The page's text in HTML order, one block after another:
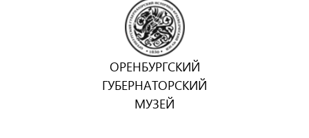
ОРЕНБУРГСКИЙ
ГУБЕРНАТОРСКИЙ
МУЗЕЙ